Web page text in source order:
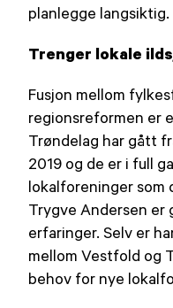
planlegge langsiktig.
Trenger lokale
Fusjon mellom
regionsreformen er
Trøndelag har gått
2019 og de er i full
lokalforeninger som
Trygve Andersen er
erfaringer. Selv er
mellom Vestfold og
behov for nye